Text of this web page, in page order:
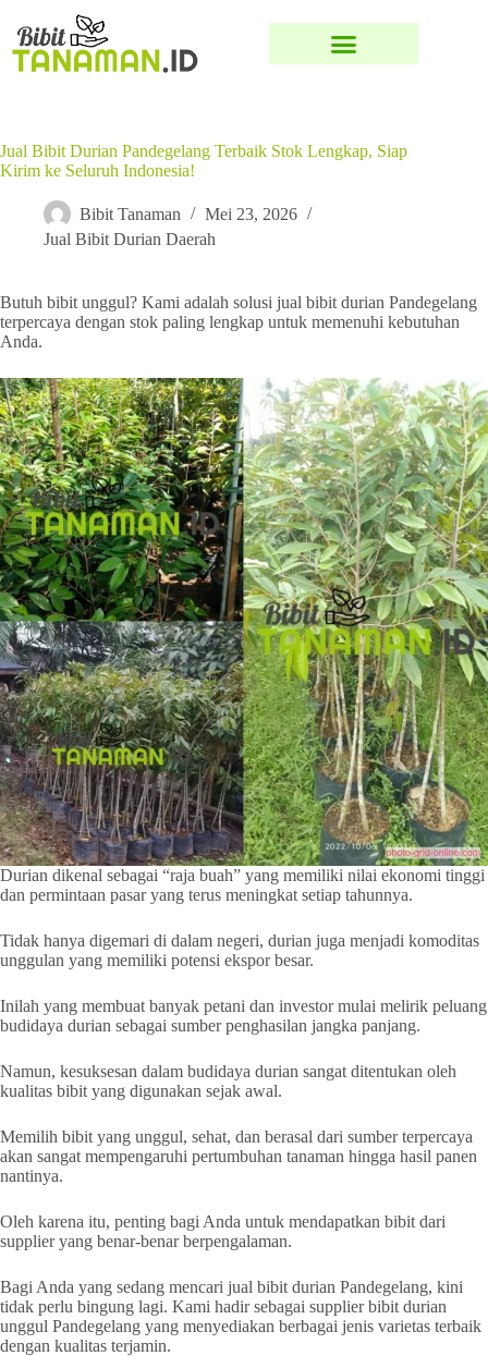
Jual Bibit Durian Pandegelang Terbaik Stok Lengkap, Siap
Kirim ke Seluruh Indonesia!
Bibit Tanaman
Mei 23, 2026
Jual Bibit Durian Daerah
Butuh bibit unggul? Kami adalah solusi jual bibit durian Pandegelang
terpercaya dengan stok paling lengkap untuk memenuhi kebutuhan
Anda.
Durian dikenal sebagai “raja buah” yang memiliki nilai ekonomi tinggi
dan permintaan pasar yang terus meningkat setiap tahunnya.
Tidak hanya digemari di dalam negeri, durian juga menjadi komoditas
unggulan yang memiliki potensi ekspor besar.
Inilah yang membuat banyak petani dan investor mulai melirik peluang
budidaya durian sebagai sumber penghasilan jangka panjang.
Namun, kesuksesan dalam budidaya durian sangat ditentukan oleh
kualitas bibit yang digunakan sejak awal.
Memilih bibit yang unggul, sehat, dan berasal dari sumber terpercaya
akan sangat mempengaruhi pertumbuhan tanaman hingga hasil panen
nantinya.
Oleh karena itu, penting bagi Anda untuk mendapatkan bibit dari
supplier yang benar-benar berpengalaman.
Bagi Anda yang sedang mencari jual bibit durian Pandegelang, kini
tidak perlu bingung lagi. Kami hadir sebagai supplier bibit durian
unggul Pandegelang yang menyediakan berbagai jenis varietas terbaik
dengan kualitas terjamin.